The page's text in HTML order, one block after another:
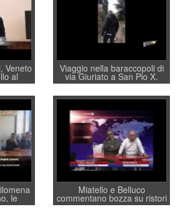
Veneto
al
ordine
CNCU
di
Viaggio nella baraccopoli di
via Giuriato a San Pio X.
Vicenza ai Vicentini: “faremo
un regalo di Natale ai
residenti”
le
di
Miatello e Belluco
commentano bozza su ristori
BPVi e Veneto Banca